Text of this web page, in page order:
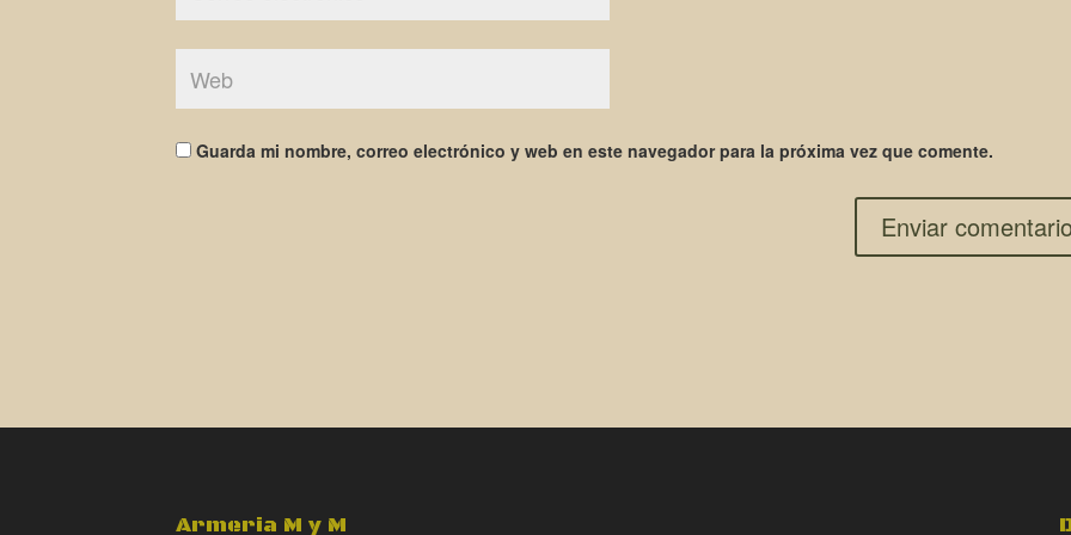
Guarda mi nombre, correo electrónico y web en este navegador para la próxima vez que comente.
Armeria M y M